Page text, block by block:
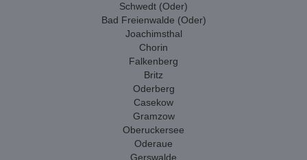
Schwedt (Oder)
Bad Freienwalde (Oder)
Joachimsthal
Chorin
Falkenberg
Britz
Oderberg
Casekow
Gramzow
Oberuckersee
Oderaue
Gerswalde